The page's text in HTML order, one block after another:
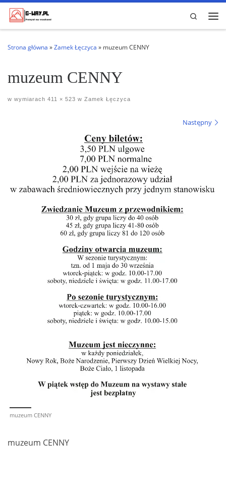
Przejdź do treści
Search
Strona główna »Zamek Łęczyca » muzeum CENNY
muzeum CENNY
w wymiarach 411 × 523 w Zamek Łęczyca
Następny
muzeum CENNY
muzeum CENNY